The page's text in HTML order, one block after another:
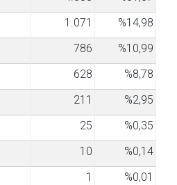
1.071
%14,98
786
%10,99
628
%8,78
211
%2,95
25
%0,35
10
%0,14
1 %0,01